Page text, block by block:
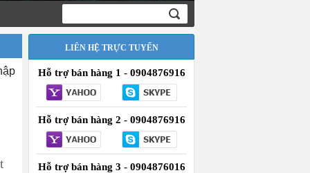
LIÊN HỆ TRỰC TUYẾN
Hỗ trợ bán hàng 1 - 0904876916
Hỗ trợ bán hàng 2 - 0904876916
Hỗ trợ bán hàng 3 - 0904876016